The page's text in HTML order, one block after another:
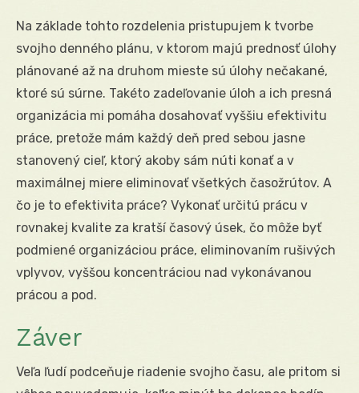
Na základe tohto rozdelenia pristupujem k tvorbe
svojho denného plánu, v ktorom majú prednosť úlohy
plánované až na druhom mieste sú úlohy nečakané,
ktoré sú súrne. Takéto zadeľovanie úloh a ich presná
organizácia mi pomáha dosahovať vyššiu efektivitu
práce, pretože mám každý deň pred sebou jasne
stanovený cieľ, ktorý akoby sám núti konať a v
maximálnej miere eliminovať všetkých časožrútov. A
čo je to efektivita práce? Vykonať určitú prácu v
rovnakej kvalite za kratší časový úsek, čo môže byť
podmiené organizáciou práce, eliminovaním rušivých
vplyvov, vyššou koncentráciou nad vykonávanou
prácou a pod.
Záver
Veľa ľudí podceňuje riadenie svojho času, ale pritom si